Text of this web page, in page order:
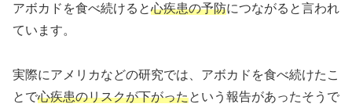
アボカドを食べ続けると心疾患の予防につながると言われ
ています。
実際にアメリカなどの研究では、アボカドを食べ続けたこ
とで心疾患のリスクが下がったという報告があったそうで